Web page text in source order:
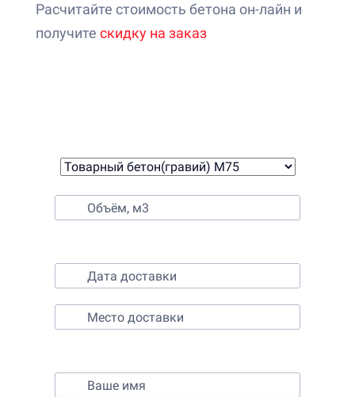
Расчитайте стоимость бетона он-лайн и
получите скидку на заказ